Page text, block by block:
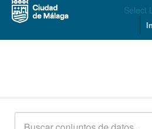
Select